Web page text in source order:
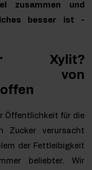
zusammen und
besser ist -
Xylit?
von
Öffentlichkeit für die
Zucker verursacht
der Fettleibigkeit
beliebter. Wir